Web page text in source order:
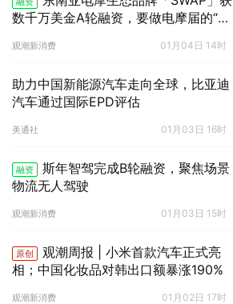
数千万美金A轮融资，要做电摩届的“特
观潮新消费 01月04日 14时
助力中国新能源汽车走向全球，比亚迪
汽车通过国际EPD评估
美通社 01月03日 16时
融资
斯年智驾完成B轮融资，聚焦场景
物流无人驾驶
观潮新消费 01月03日 15时
原创
观潮周报 | 小米首款汽车正式亮
相；中国化妆品对韩出口额暴涨190%
观潮新消费 01月02日 17时